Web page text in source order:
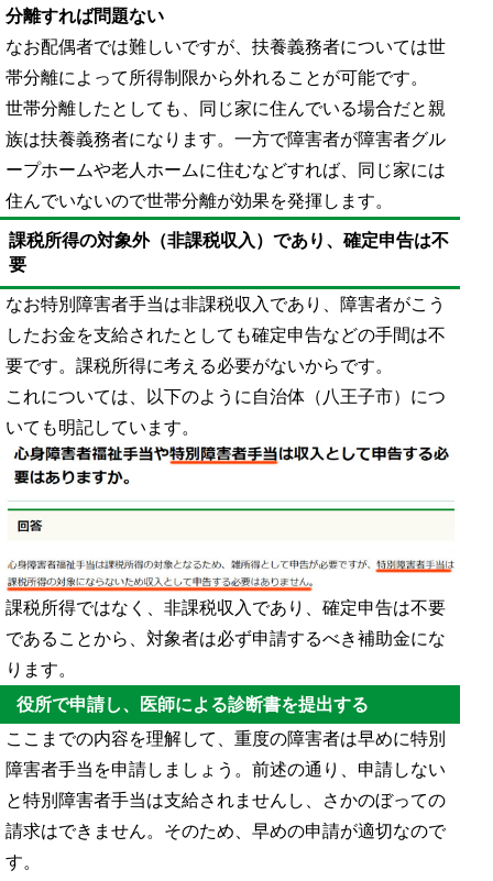
分離すれば問題ない
なお配偶者では難しいですが、扶養義務者については世
帯分離によって所得制限から外れることが可能です。
世帯分離したとしても、同じ家に住んでいる場合だと親
族は扶養義務者になります。一方で障害者が障害者グル
ープホームや老人ホームに住むなどすれば、同じ家には
住んでいないので世帯分離が効果を発揮します。
課税所得の対象外（非課税収入）であり、確定申告は不
要
なお特別障害者手当は非課税収入であり、障害者がこう
したお金を支給されたとしても確定申告などの手間は不
要です。課税所得に考える必要がないからです。
これについては、以下のように自治体（八王子市）につ
いても明記しています。
課税所得ではなく、非課税収入であり、確定申告は不要
であることから、対象者は必ず申請するべき補助金にな
ります。
役所で申請し、医師による診断書を提出する
ここまでの内容を理解して、重度の障害者は早めに特別
障害者手当を申請しましょう。前述の通り、申請しない
と特別障害者手当は支給されませんし、さかのぼっての
請求はできません。そのため、早めの申請が適切なので
す。